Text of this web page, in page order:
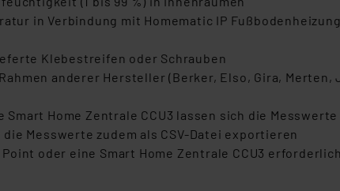
in Verbindung mit Homematic IP
Klebestreifen oder Schrauben
anderer Hersteller (Berker, Elso, Gira, Merten,
Smart Home Zentrale CCU3 lassen sich die
Messwerte zudem als CSV-Datei exportieren
oder eine Smart Home Zentrale CCU3 erforderlich